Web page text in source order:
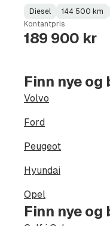
Fuel
Type:
Diesel
Kilometerstand :
144 500 km
Model
Year:
Gearbox
Type:
Kontantpris
189 900 kr
Finn nye
Volvo
Ford
Peugeot
Hyundai
Opel
Finn nye